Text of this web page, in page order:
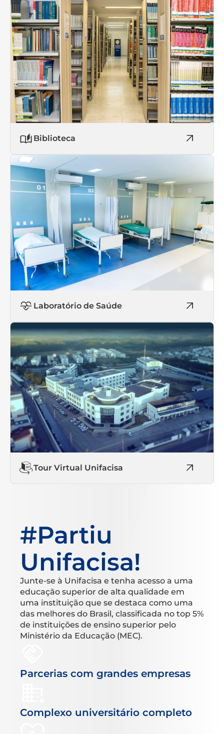
Biblioteca
Laboratório de Saúde
Tour Virtual Unifacisa
#Partiu
Unifacisa!
Junte-se à Unifacisa e tenha acesso a uma
educação superior de alta qualidade em
uma instituição que se destaca como uma
das melhores do Brasil, classificada no top 5%
de instituições de ensino superior pelo
Ministério da Educação (MEC).
Parcerias com grandes empresas
Complexo universitário completo